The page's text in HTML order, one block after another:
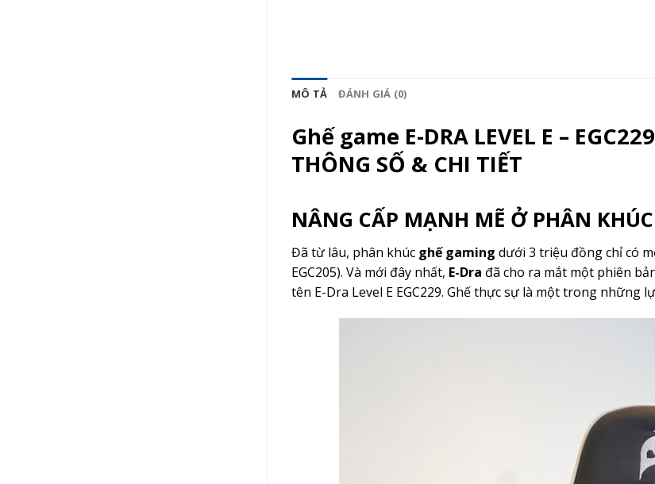
MÔ TẢ ĐÁNH GIÁ (0)
Ghế game E-DRA LEVEL E – EGC229
THÔNG SỐ & CHI TIẾT
NÂNG CẤP MẠNH MẼ Ở PHÂN
Đã từ lâu, phân khúc ghế gaming dưới 3 triệu đồng chỉ có
EGC205). Và mới đây nhất, E-Dra đã cho ra mắt một phiên
tên E-Dra Level E EGC229. Ghế thực sự là một trong những